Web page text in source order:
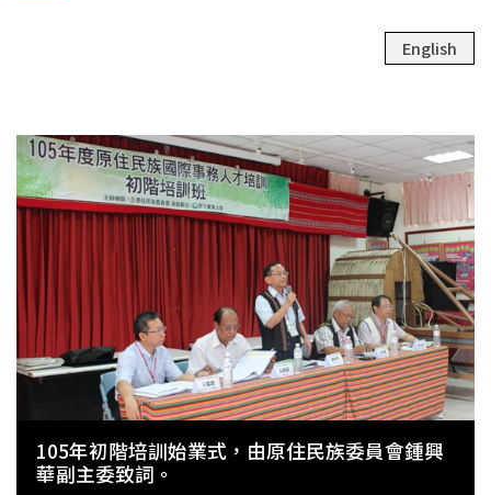
English
105年初階培訓始業式，由原住民族委員會鍾興
華副主委致詞。